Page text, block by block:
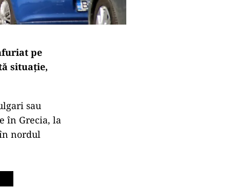
pe
situație,
sau
în Grecia, la
nordul